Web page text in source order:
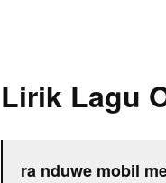
Lirik Lagu
ra nduwe mobil